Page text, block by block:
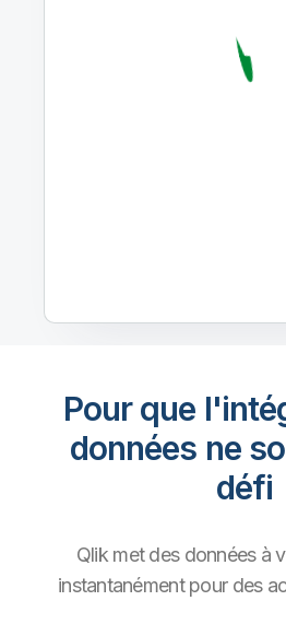
Pour que
données ne
défi
Qlik met des données à
instantanément pour des